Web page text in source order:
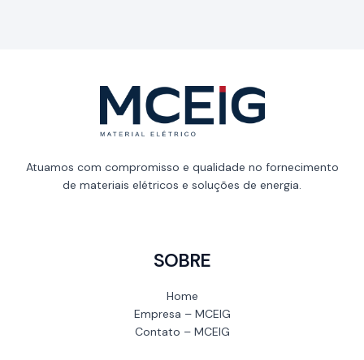
Atuamos com compromisso e qualidade no fornecimento
de materiais elétricos e soluções de energia.
SOBRE
Home
Empresa – MCEIG
Contato – MCEIG